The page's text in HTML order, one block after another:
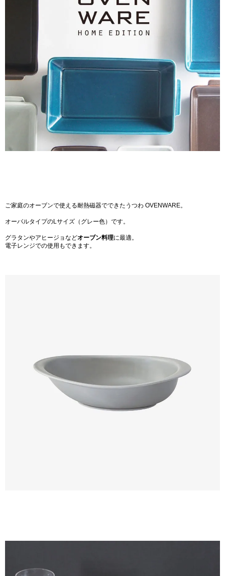
ご家庭のオーブンで使える耐熱磁器でできたうつわ OVENWARE。
オーバルタイプのLサイズ（グレー色）です。
グラタンやアヒージョなどオーブン料理に最適。
電子レンジでの使用もできます。